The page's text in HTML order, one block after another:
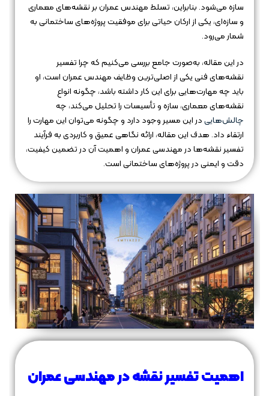
سازه می‌شود. بنابراین، تسلط مهندس عمران بر نقشه‌های معماری
و سازه‌ای، یکی از ارکان حیاتی برای موفقیت پروژه‌های ساختمانی به
شمار می‌رود.
در این مقاله، به‌صورت جامع بررسی می‌کنیم که چرا تفسیر
نقشه‌های فنی یکی از اصلی‌ترین وظایف مهندس عمران است، او
باید چه مهارت‌هایی برای این کار داشته باشد، چگونه انواع
نقشه‌های معماری، سازه و تأسیسات را تحلیل می‌کند، چه
چالش‌هاییدر این مسیر وجود دارد و چگونه می‌توان این مهارت را
ارتقاء داد. هدف این مقاله، ارائه نگاهی عمیق و کاربردی به فرآیند
تفسیر نقشه‌ها در مهندسی عمران و اهمیت آن در تضمین کیفیت،
دقت و ایمنی در پروژه‌های ساختمانی است.
اهمیت تفسیر نقشه در مهندسی عمران